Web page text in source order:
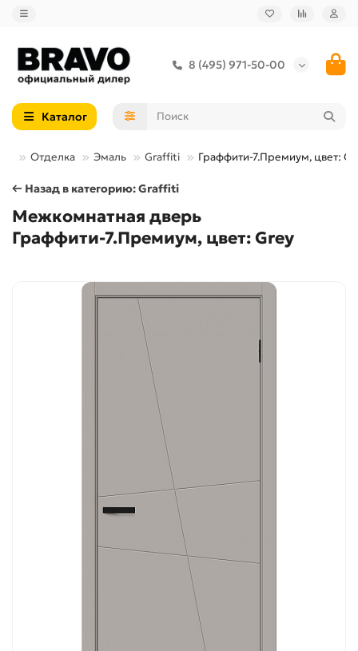
8 (495) 971-50-00
Каталог
Отделка Эмаль Graffiti Граффити-7.Премиум, цвет:
← Назад в категорию: Graffiti
Межкомнатная дверь
Граффити-7.Премиум, цвет: Grey